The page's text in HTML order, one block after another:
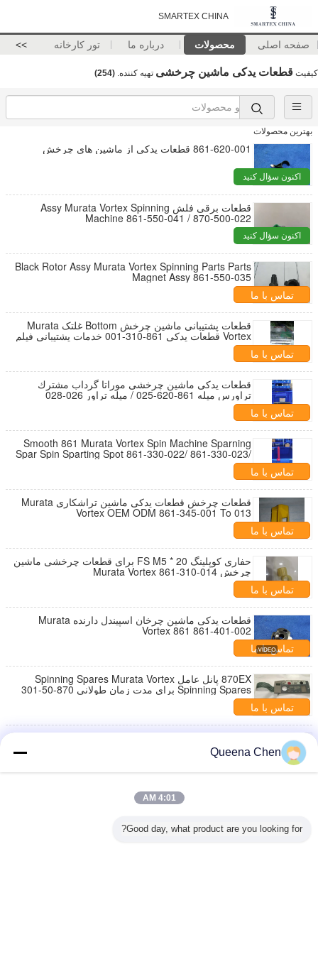
SMARTEX CHINA
صفحه اصلی محصولات درباره ما تور کارخانه >>
کیفیت قطعات یدکی ماشین چرخشی تهیه کننده. (254)
بهترین محصولات
861-620-001 قطعات یدکی از ماشین های چرخش
اکنون سؤال کنید
قطعات برقی فلش Assy Murata Vortex Spinning
Machine 861-550-041 / 870-500-022
اکنون سؤال کنید
Black Rotor Assy Murata Vortex Spinning Parts Parts
Magnet Assy 861-550-035
تماس با ما
قطعات پشتیبانی ماشین چرخش Bottom غلتک Murata
Vortex قطعات یدکی 861-310-001 خدمات پشتیبانی فیلم
تماس با ما
قطعات یدکی ماشین چرخشی موراتا گرداب مشترك
تراورس میله 861-620-025 / میله تراور 026-028
تماس با ما
Smooth 861 Murata Vortex Spin Machine Sparning
Spar Spin Sparting Spot 861-330-022/ 861-330-023/
861-330-024
تماس با ما
قطعات چرخش قطعات یدکی ماشین تراشکاری Murata
Vortex OEM ODM 861-345-001 To 013
تماس با ما
حفاری کوپلینگ FS M5 * 20 برای قطعات چرخشی ماشین
چرخش Murata Vortex 861-310-014
تماس با ما
قطعات یدکی ماشین چرخان اسپیندل دارنده Murata
Vortex 861 861-401-002
تماس با ما
870EX پانل عامل Spinning Spares Murata Vortex
Spinning Spares برای مدت زمان طولانی 870-50-301
تماس با ما
گرداب 861-560-059
تماس با ما
تماس با ما
Queena Chen
4:01 AM
Good day, what product are you looking for?